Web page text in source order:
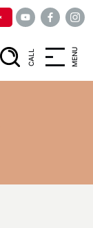
CALL MENU